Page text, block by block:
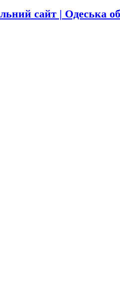
сайт | Одеська